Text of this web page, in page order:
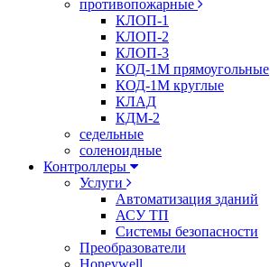
противопожарные
КЛОП-1
КЛОП-2
КЛОП-3
КОД-1М прямоугольные
КОД-1М круглые
КЛАД
КДМ-2
седельные
соленоидные
Контроллеры
Услуги
Автоматизация зданий
АСУ ТП
Системы безопасности
Преобразователи
Honeywell